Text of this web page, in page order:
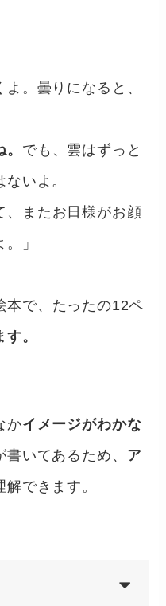
よ。曇りになると、
でも、雲はずっと
いよ。
、またお日様がお顔
」
本で、たったの12ペ
。
かイメージがわかな
いてあるため、 ア
できます。